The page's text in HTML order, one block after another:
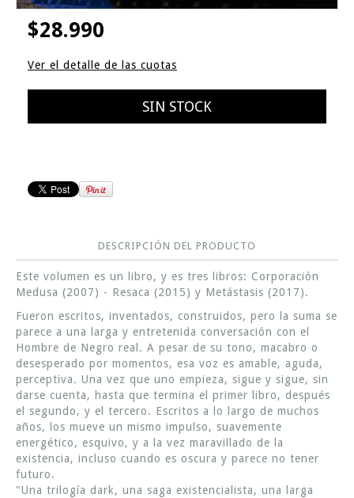
$28.990
Ver el detalle de las cuotas
DESCRIPCIÓN DEL PRODUCTO
Este volumen es un libro, y es tres libros: Corporación
Medusa (2007) - Resaca (2015) y Metástasis (2017).
Fueron escritos, inventados, construidos, pero la suma se
parece a una larga y entretenida conversación con el
Hombre de Negro real. A pesar de su tono, macabro o
desesperado por momentos, esa voz es amable, aguda,
perceptiva. Una vez que uno empieza, sigue y sigue, sin
darse cuenta, hasta que termina el primer libro, después
el segundo, y el tercero. Escritos a lo largo de muchos
años, los mueve un mismo impulso, suavemente
energético, esquivo, y a la vez maravillado de la
existencia, incluso cuando es oscura y parece no tener
futuro.
"Una trilogía dark, una saga existencialista, una larga